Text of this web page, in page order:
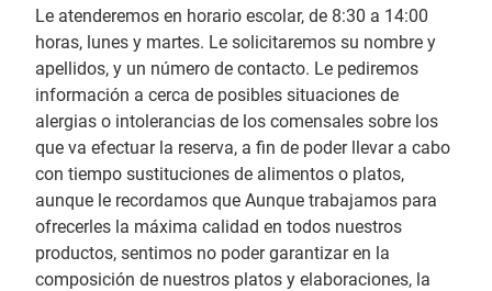
Le atenderemos en horario escolar, de 8:30 a 14:00
horas, lunes y martes. Le solicitaremos su nombre y
apellidos, y un número de contacto. Le pediremos
información a cerca de posibles situaciones de
alergias o intolerancias de los comensales sobre los
que va efectuar la reserva, a fin de poder llevar a cabo
con tiempo sustituciones de alimentos o platos,
aunque le recordamos que Aunque trabajamos para
ofrecerles la máxima calidad en todos nuestros
productos, sentimos no poder garantizar en la
composición de nuestros platos y elaboraciones, la